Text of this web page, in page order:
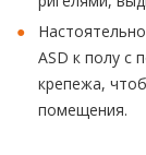
ASD к полу с
крепежа,
помещения.